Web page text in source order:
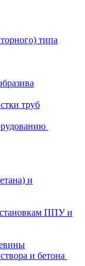
типа
труб
и
ППУ и
и бетона